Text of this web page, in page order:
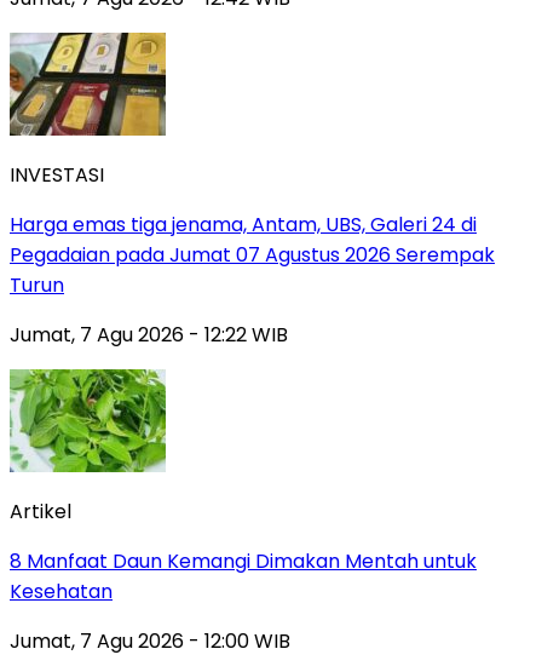
INVESTASI
Harga emas tiga jenama, Antam, UBS, Galeri 24 di
Pegadaian pada Jumat 07 Agustus 2026 Serempak
Turun
Jumat, 7 Agu 2026 - 12:22 WIB
Artikel
8 Manfaat Daun Kemangi Dimakan Mentah untuk
Kesehatan
Jumat, 7 Agu 2026 - 12:00 WIB